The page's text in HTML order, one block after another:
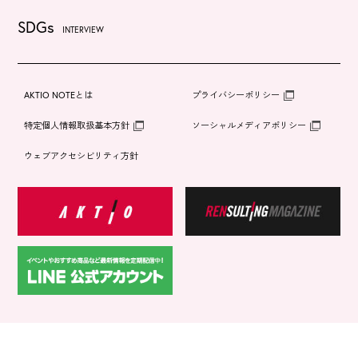
SDGs INTERVIEW
AKTIO NOTEとは プライバシーポリシー
特定個人情報取扱基本方針 ソーシャルメディアポリシー
ウェブアクセシビリティ方針